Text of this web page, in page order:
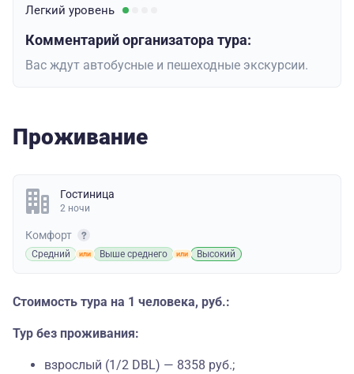
Легкий уровень
Комментарий организатора тура:
Вас ждут автобусные и пешеходные экскурсии.
Проживание
Гостиница
2 ночи
Комфорт
Средний Выше среднего Высокий
Стоимость тура на 1 человека, руб.:
Тур без проживания:
взрослый (1/2 DBL) — 8358 руб.;